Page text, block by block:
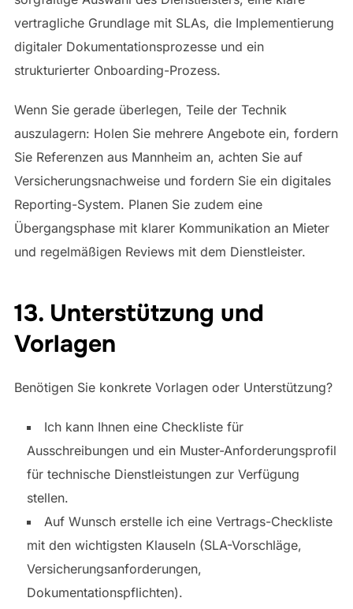
vertragliche Grundlage mit SLAs, die Implementierung
digitaler Dokumentationsprozesse und ein
strukturierter Onboarding-Prozess.
Wenn Sie gerade überlegen, Teile der Technik
auszulagern: Holen Sie mehrere Angebote ein, fordern
Sie Referenzen aus Mannheim an, achten Sie auf
Versicherungsnachweise und fordern Sie ein digitales
Reporting-System. Planen Sie zudem eine
Übergangsphase mit klarer Kommunikation an Mieter
und regelmäßigen Reviews mit dem Dienstleister.
13. Unterstützung und
Vorlagen
Benötigen Sie konkrete Vorlagen oder Unterstützung?
Ich kann Ihnen eine Checkliste für
Ausschreibungen und ein Muster-Anforderungsprofil
für technische Dienstleistungen zur Verfügung
stellen.
Auf Wunsch erstelle ich eine Vertrags-Checkliste
mit den wichtigsten Klauseln (SLA-Vorschläge,
Versicherungsanforderungen,
Dokumentationspflichten).